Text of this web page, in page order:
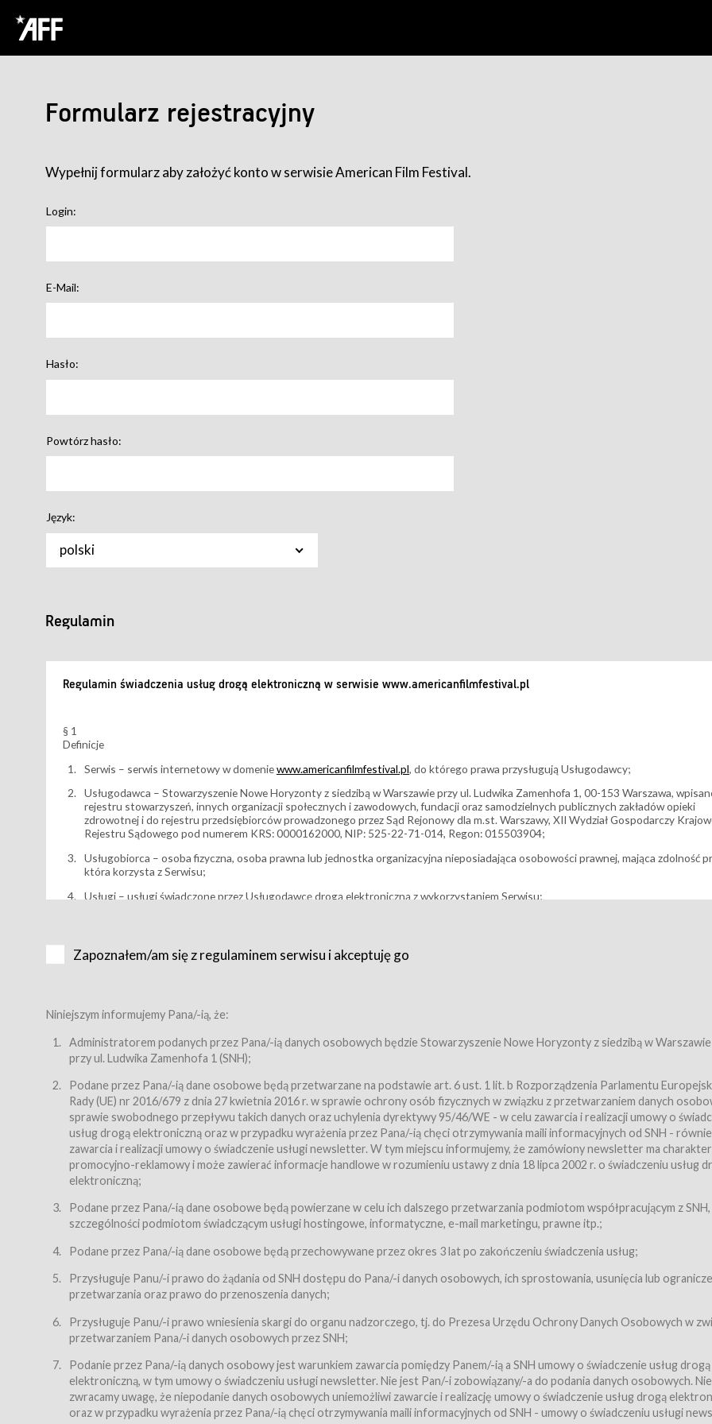
Formularz rejestracyjny
Wypełnij formularz aby założyć konto w serwisie American Film Festival.
Login:
E-Mail:
Hasło:
Powtórz hasło:
Język:
polski
Regulamin
Regulamin świadczenia usług drogą elektroniczną w serwisie www.americanfilmfestival.pl
§ 1
Definicje
Serwis – serwis internetowy w domeniewww.americanfilmfestival.pl, do którego prawa przysługują Usługodawcy;
Usługodawca – Stowarzyszenie Nowe Horyzonty z siedzibą w Warszawie przy ul. Ludwika Zamenhofa 1, 00-153 Warszawa,
rejestru stowarzyszeń, innych organizacji społecznych i zawodowych, fundacji oraz samodzielnych publicznych zakładów opieki
zdrowotnej i do rejestru przedsiębiorców prowadzonego przez Sąd Rejonowy dla m.st. Warszawy, XII Wydział Gospodarczy
Rejestru Sądowego pod numerem KRS: 0000162000, NIP: 525-22-71-014, Regon: 015503904;
Usługobiorca – osoba fizyczna, osoba prawna lub jednostka organizacyjna nieposiadająca osobowości prawnej, mająca zdolność
która korzysta z Serwisu;
Usługi – usługi świadczone przez Usługodawcę drogą elektroniczną z wykorzystaniem Serwisu;
Karnety – wybrane dokumenty potwierdzające zawarcie umowy z Usługodawcą i uprawniające do wzięcia udziału w Wydarzeniu,
Bilety – wybrane dokumenty potwierdzające zawarcie umowy z Usługodawcą i uprawniające do wzięcia udziału w Wydarzeniu,
przewidziane przez Usługodawcę dla danego Wydarzenia, tj. uprawniające do uczestnictwa w wielu albo w pojedynczych seansach
filmowych, wydarzeniach specjalnych i koncertach;
Sklep – sklep internetowy prowadzony przez Usługodawcę w Serwisie;
Regulamin – niniejszy regulamin.
§ 2
Postanowienia ogólne
Regulamin określa zasady:
świadczenia Usługobiorcom Usług przez Usługodawcę, z zastrzeżeniem usług, o których mowa w ust. 2 pkt. 4 i 5 poniżej,
zasady świadczenia precyzują odrębne regulaminy,
przetwarzania przez Usługodawcę danych osobowych Usługobiorców będących osobami fizycznymi.
Usługodawca świadczy w szczególności następujące Usługi:Usługodawca świadczy Usługi drogą elektroniczną w rozumieniu
dnia 18 lipca 2002 r. o świadczeniu usług drogą elektroniczną (Dz.U. z 2002 r., Nr 144, poz. 1204, z późń. zm.). Usługi świadczone są
nieodpłatnie.
usługę przeglądania i odczytywania przez Usługobiorców materiałów zamieszczanych w Serwisie,
usługę newsletter,
usługę zawierania na odległość umów nabycia Karnetów i Biletów,
usługę zawierania na odległość umów sprzedaży w Sklepie.
Usługodawca świadczy Usługi drogą elektroniczną w rozumieniu ustawy z dnia 18 lipca 2002 r. o świadczeniu usług drogą
(Dz.U. z 2002 r., Nr 144, poz. 1204, z późń. zm.). Usługi świadczone są nieodpłatnie.
Zapoznałem/am się z regulaminem serwisu i akceptuję go
Niniejszym informujemy Pana/-ią, że:
Administratorem podanych przez Pana/-ią danych osobowych będzie Stowarzyszenie Nowe Horyzonty z siedzibą w
przy ul. Ludwika Zamenhofa 1 (SNH);
Podane przez Pana/-ią dane osobowe będą przetwarzane na podstawie art. 6 ust. 1 lit. b Rozporządzenia Parlamentu
Rady (UE) nr 2016/679 z dnia 27 kwietnia 2016 r. w sprawie ochrony osób fizycznych w związku z przetwarzaniem danych
sprawie swobodnego przepływu takich danych oraz uchylenia dyrektywy 95/46/WE - w celu zawarcia i realizacji umowy o
usług drogą elektroniczną oraz w przypadku wyrażenia przez Pana/-ią chęci otrzymywania maili informacyjnych od SNH -
zawarcia i realizacji umowy o świadczenie usługi newsletter. W tym miejscu informujemy, że zamówiony newsletter ma charakter
promocyjno-reklamowy i może zawierać informacje handlowe w rozumieniu ustawy z dnia 18 lipca 2002 r. o świadczeniu usług
elektroniczną;
Podane przez Pana/-ią dane osobowe będą powierzane w celu ich dalszego przetwarzania podmiotom współpracującym z
szczególności podmiotom świadczącym usługi hostingowe, informatyczne, e-mail marketingu, prawne itp.;
Podane przez Pana/-ią dane osobowe będą przechowywane przez okres 3 lat po zakończeniu świadczenia usług;
Przysługuje Panu/-i prawo do żądania od SNH dostępu do Pana/-i danych osobowych, ich sprostowania, usunięcia lub
przetwarzania oraz prawo do przenoszenia danych;
Przysługuje Panu/-i prawo wniesienia skargi do organu nadzorczego, tj. do Prezesa Urzędu Ochrony Danych Osobowych w
przetwarzaniem Pana/-i danych osobowych przez SNH;
Podanie przez Pana/-ią danych osobowy jest warunkiem zawarcia pomiędzy Panem/-ią a SNH umowy o świadczenie usług drogą
elektroniczną, w tym umowy o świadczeniu usługi newsletter. Nie jest Pan/-i zobowiązany/-a do podania danych osobowych.
zwracamy uwagę, że niepodanie danych osobowych uniemożliwi zawarcie i realizację umowy o świadczenie usług drogą
oraz w przypadku wyrażenia przez Pana/-ią chęci otrzymywania maili informacyjnych od SNH - umowy o świadczeniu usługi